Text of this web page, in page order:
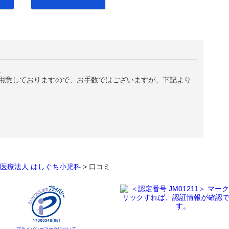
しておりますので、お手数ではございますが、下記より
医療法人 はしぐち小児科 > 口コミ